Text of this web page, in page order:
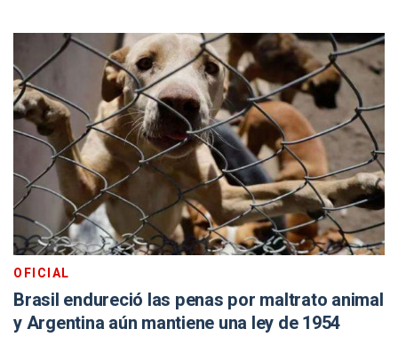
OFICIAL
Brasil endureció las penas por maltrato animal
y Argentina aún mantiene una ley de 1954